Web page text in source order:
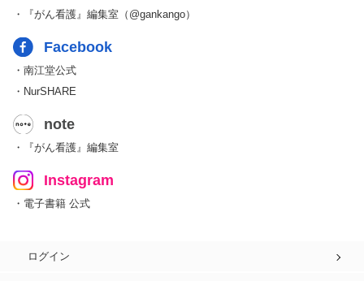
・『がん看護』編集室（@gankango）
Facebook
・南江堂公式
・NurSHARE
note
・『がん看護』編集室
Instagram
・電子書籍 公式
ログイン